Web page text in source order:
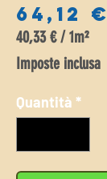
64,12 €
40,33 € /1m²
40,33 €
ogni
1
Metro
Imposte inclusa
Quantità *